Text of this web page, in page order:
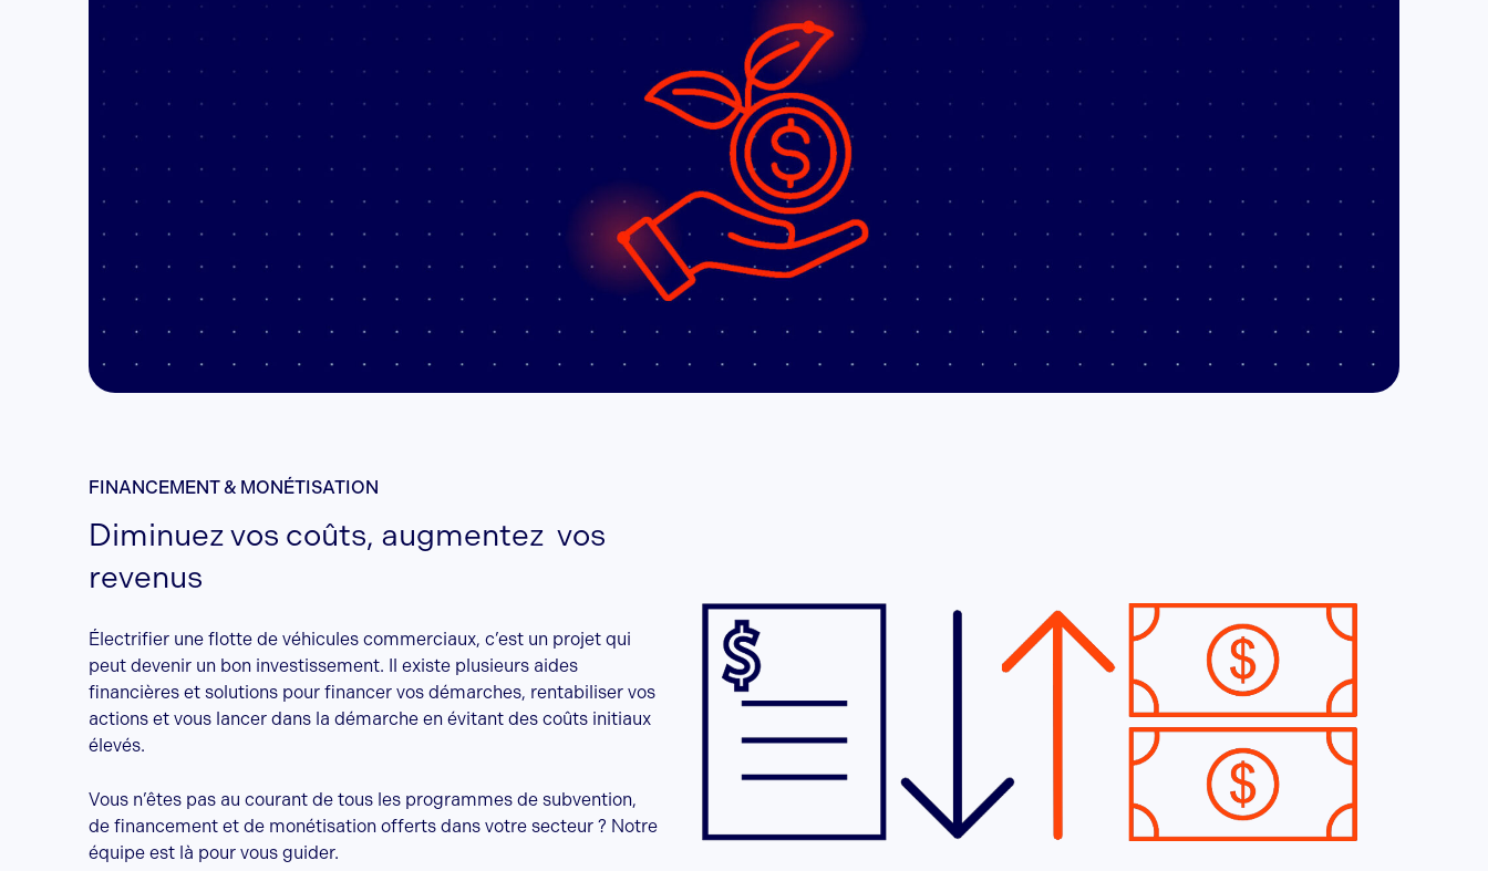
FINANCEMENT & MONÉTISATION
Diminuez vos coûts, augmentez vos
revenus
Électrifier une flotte de véhicules commerciaux, c’est un projet qui
peut devenir un bon investissement. Il existe plusieurs aides
financières et solutions pour financer vos démarches, rentabiliser vos
actions et vous lancer dans la démarche en évitant des coûts initiaux
élevés.
Vous n’êtes pas au courant de tous les programmes de subvention,
de financement et de monétisation offerts dans votre secteur ? Notre
équipe est là pour vous guider.